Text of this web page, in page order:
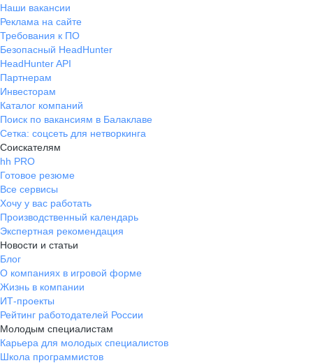
Наши вакансии
Реклама на сайте
Требования к ПО
Безопасный HeadHunter
HeadHunter API
Партнерам
Инвесторам
Каталог компаний
Поиск по вакансиям в Балаклаве
Сетка: соцсеть для нетворкинга
Соискателям
hh PRO
Готовое резюме
Все сервисы
Хочу у вас работать
Производственный календарь
Экспертная рекомендация
Новости и статьи
Блог
О компаниях в игровой форме
Жизнь в компании
ИТ-проекты
Рейтинг работодателей России
Молодым специалистам
Карьера для молодых специалистов
Школа программистов